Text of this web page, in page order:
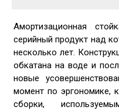
Амортизационная
серийный продукт над
несколько лет.
обкатана на воде и
новые
момент по эргономике,
сборки,